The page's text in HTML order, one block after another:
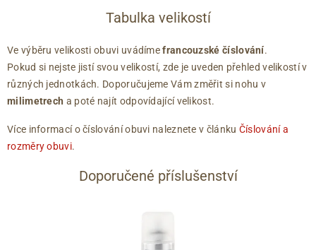
Tabulka velikostí
Ve výběru velikosti obuvi uvádímefrancouzské číslování.
Pokud si nejste jistí svou velikostí, zde je uveden přehled velikostí v
různých jednotkách. Doporučujeme Vám změřit si nohu v
milimetrech a poté najít odpovídající velikost.
Více informací o číslování obuvi naleznete v článku Číslování a
rozměry obuvi.
Doporučené příslušenství